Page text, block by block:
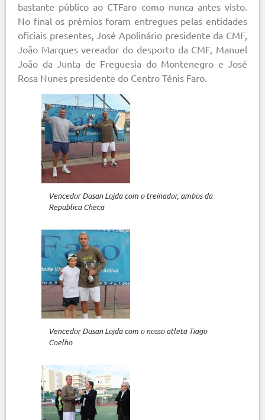
bastante público ao CTFaro como nunca antes visto.
No final os prémios foram entregues pelas entidades
oficiais presentes, José Apolinário presidente da CMF,
João Marques vereador do desporto da CMF, Manuel
João da Junta de Freguesia do Montenegro e José
Rosa Nunes presidente do Centro Ténis Faro.
Vencedor Dusan Lojda com o treinador, ambos da
Republica Checa
Vencedor Dusan Lojda com o nosso atleta Tiago
Coelho